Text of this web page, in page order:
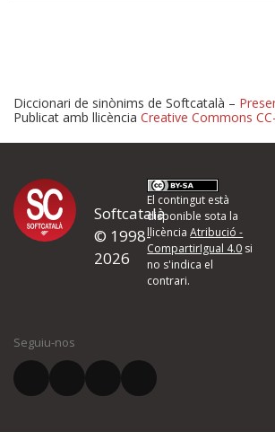
Proposeu-nos
d'errors
Si heu trobat un error o voleu proposar
quina és la millora que proposeu o l'error
El vostre correu electrònic *
Diccionari de sinònims de Softcatalà –
Publicat amb llicència Creative Commons
Softcatalà
© 1998-
2026
El contingut està
disponible sota la
llicènciaAtribució -
CompartirIgual 4.0 si
no s'indica el
contrari.
Seguiu-nos